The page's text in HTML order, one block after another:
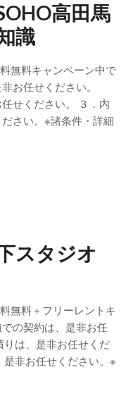
高田馬
識
無料キャンペーン中で
お任せください。
せください。 ３．内
さい。※諸条件・詳細
スタジオ
無料＋フリーレントキ
の契約は、是非お任
りは、是非お任せくだ
是非お任せください。※